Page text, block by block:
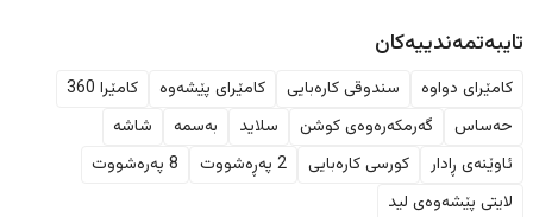
تایبەتمەندییەکان
کامێرای دواوە سندوقی کارەبایی کامێرای پێشەوە
کامێرا 360
حەساس
گەرمکەرەوەی کوشن سلاید بەسمە
شاشە
ئاوێنەی ڕادار
کورسی کارەبایی 2 پەڕەشووت
8 پەرەشووت
لایتی پێشەوەی لید